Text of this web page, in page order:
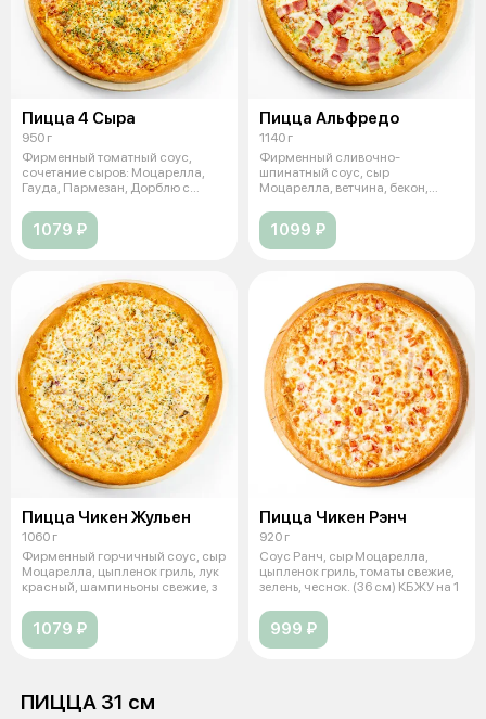
Пицца 4 Сыра
950 г
Фирменный томатный соус,
сочетание сыров: Моцарелла,
Гауда, Пармезан, Дорблю с
1079 ₽
Пицца Альфредо
1140 г
Фирменный сливочно-
шпинатный соус, сыр
Моцарелла, ветчина, бекон,
1099 ₽
Пицца Чикен Жульен
1060 г
Фирменный горчичный соус, сыр
Моцарелла, цыпленок гриль, лук
красный, шампиньоны свежие, з
1079 ₽
Пицца Чикен Рэнч
920 г
Соус Ранч, сыр Моцарелла,
цыпленок гриль, томаты свежие,
зелень, чеснок. (36 см) КБЖУ на 1
999 ₽
ПИЦЦА 31 см